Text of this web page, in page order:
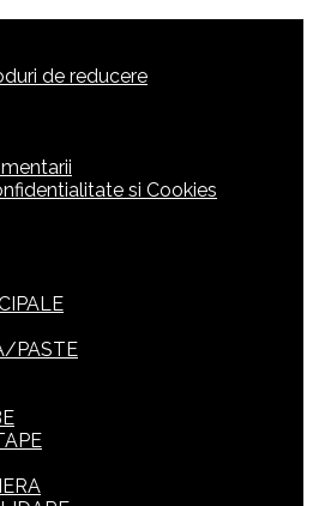
de reducere
si Cookies
PASTE